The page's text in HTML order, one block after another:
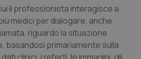
il professionista interagisce a
medici per dialogare, anche
riguardo la situazione
basandosi primariamente sulla